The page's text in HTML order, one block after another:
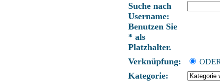
Suche nach
Username:
Benutzen Sie
* als
Platzhalter.
Verknüpfung:
Kategorie: